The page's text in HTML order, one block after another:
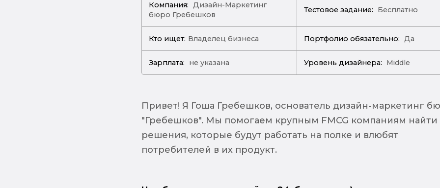
Компания: Дизайн-Маркетинг
бюро Гребешков
Тестовое задание: Бесплатно
Кто ищет: Владелец бизнеса Портфолио обязательно: Да
Зарплата: не указана Уровень дизайнера: Middle
Привет! Я Гоша Гребешков, основатель дизайн-маркетинг
"Гребешков". Мы помогаем крупным FMCG компаниям найти
решения, которые будут работать на полке и влюбят
потребителей в их продукт.